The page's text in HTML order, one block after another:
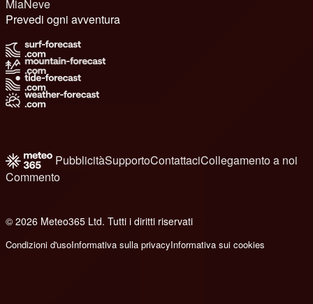
MiaNeve
Prevedi ogni avventura
PubblicitàSupportoContattaciCollegamento a noi
Commento
© 2026 Meteo365 Ltd. Tutti i diritti riservati
Condizioni d'usoInformativa sulla privacyInformativa sui cookies